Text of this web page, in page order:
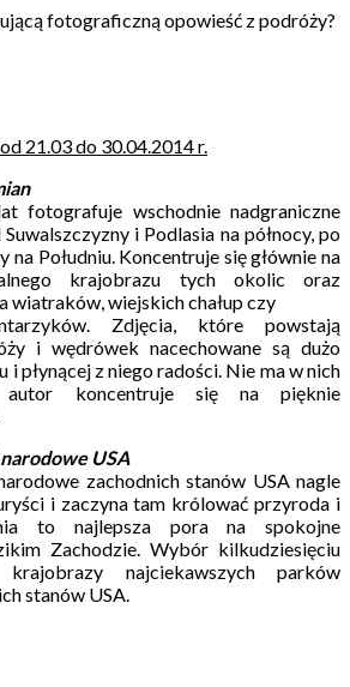
fotograficzną opowieść z podróży?
21.03 do 30.04.2014 r.
fotografuje wschodnie nadgraniczne
i Podlasia na północy, po
na Południu. Koncentruje się głównie na
krajobrazu tych okolic oraz
wiatraków, wiejskich chałup czy
Zdjęcia, które powstają
i wędrówek nacechowane są dużo
i płynącej z niego radości. Nie ma w nich
autor koncentruje się na pięknie
USA
zachodnich stanów USA nagle
i zaczyna tam królować przyroda i
to najlepsza pora na spokojne
Zachodzie. Wybór kilkudziesięciu
najciekawszych parków
stanów USA.